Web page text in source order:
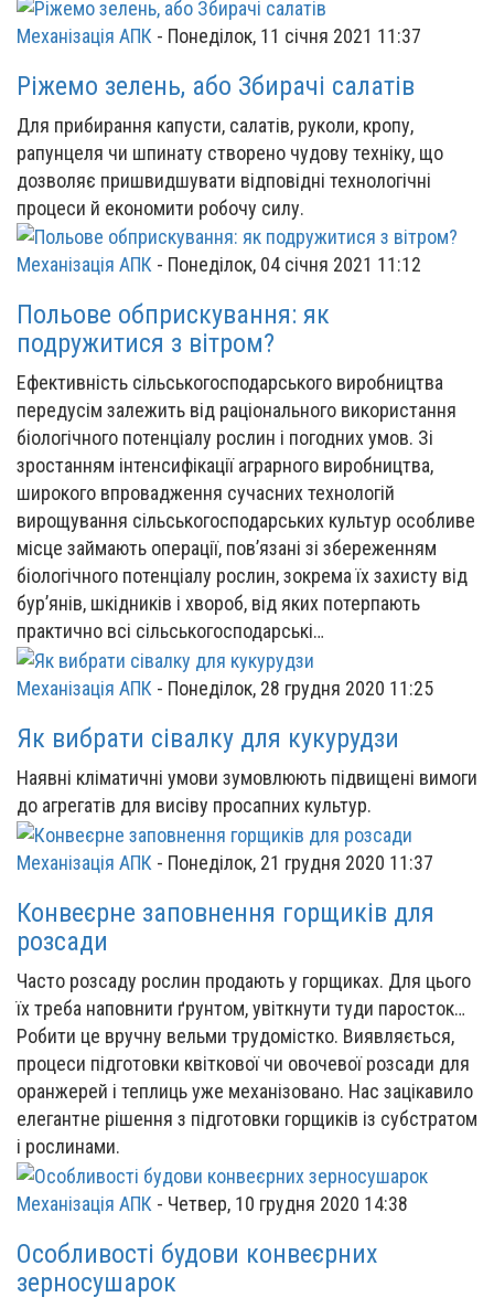
Механізація АПК - Понеділок, 11 січня 2021 11:37
Ріжемо зелень, або Збирачі салатів
Для прибирання капусти, салатів, руколи, кропу,
рапунцеля чи шпинату створено чудову техніку, що
дозволяє пришвидшувати відповідні технологічні
процеси й економити робочу силу.
Механізація АПК - Понеділок, 04 січня 2021 11:12
Польове обприскування: як
подружитися з вітром?
Ефективність сільськогосподарського виробництва
передусім залежить від раціонального використання
біологічного потенціалу рослин і погодних умов. Зі
зростанням інтенсифікації аграрного виробництва,
широкого впровадження сучасних технологій
вирощування сільськогосподарських культур особливе
місце займають операції, пов’язані зі збереженням
біологічного потенціалу рослин, зокрема їх захисту від
бур’янів, шкідників і хвороб, від яких потерпають
практично всі сільськогосподарські…
Механізація АПК - Понеділок, 28 грудня 2020 11:25
Як вибрати сівалку для кукурудзи
Наявні кліматичні умови зумовлюють підвищені вимоги
до агрегатів для висіву просапних культур.
Механізація АПК - Понеділок, 21 грудня 2020 11:37
Конвеєрне заповнення горщиків для
розсади
Часто розсаду рослин продають у горщиках. Для цього
їх треба наповнити ґрунтом, увіткнути туди паросток…
Робити це вручну вельми трудомістко. Виявляється,
процеси підготовки квіткової чи овочевої розсади для
оранжерей і теплиць уже механізовано. Нас зацікавило
елегантне рішення з підготовки горщиків із субстратом
і рослинами.
Механізація АПК - Четвер, 10 грудня 2020 14:38
Особливості будови конвеєрних
зерносушарок